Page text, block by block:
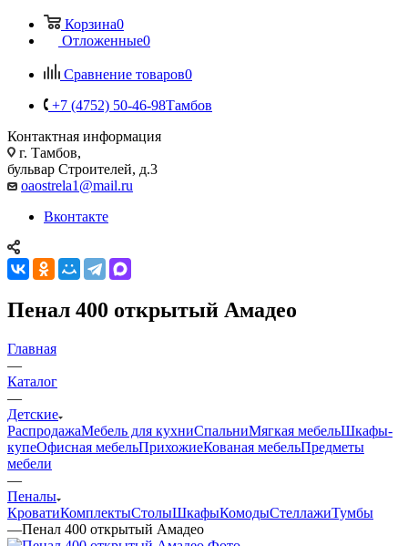
Корзина0
Отложенные0
Сравнение товаров0
+7 (4752) 50-46-98Тамбов
Контактная информация
г. Тамбов,
бульвар Строителей, д.3
oaostrela1@mail.ru
Вконтакте
Пенал 400 открытый Амадео
Главная
—
Каталог
—
Детские
РаспродажаМебель для кухниСпальниМягкая мебельШкафы-
купеОфисная мебельПрихожиеКованая мебельПредметы
мебели
—
Пеналы
КроватиКомплектыСтолыШкафыКомодыСтеллажиТумбы
—Пенал 400 открытый Амадео